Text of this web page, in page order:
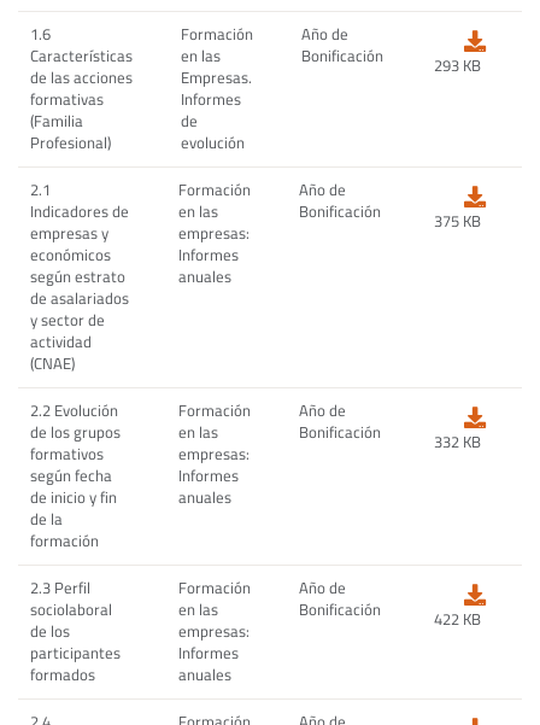
1.6
Características
de las acciones
formativas
(Familia
Profesional)
Formación
en las
Empresas.
Informes
de
evolución
Año de
Bonificación
293 KB
2.1
Indicadores de
empresas y
económicos
según estrato
de asalariados
y sector de
actividad
(CNAE)
Formación
en las
empresas:
Informes
anuales
Año de
Bonificación
375 KB
2.2 Evolución
de los grupos
formativos
según fecha
de inicio y fin
de la
formación
Formación
en las
empresas:
Informes
anuales
Año de
Bonificación
332 KB
2.3 Perfil
sociolaboral
de los
participantes
formados
Formación
en las
empresas:
Informes
anuales
Año de
Bonificación
422 KB